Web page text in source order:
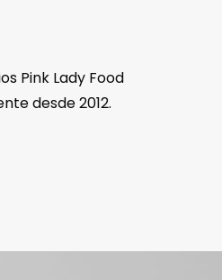
Pink Lady Food
desde 2012.